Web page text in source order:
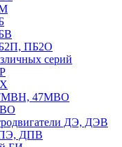
ПБ2О
серий
47МВО
ДЭ, ДЭВ
ДПВ